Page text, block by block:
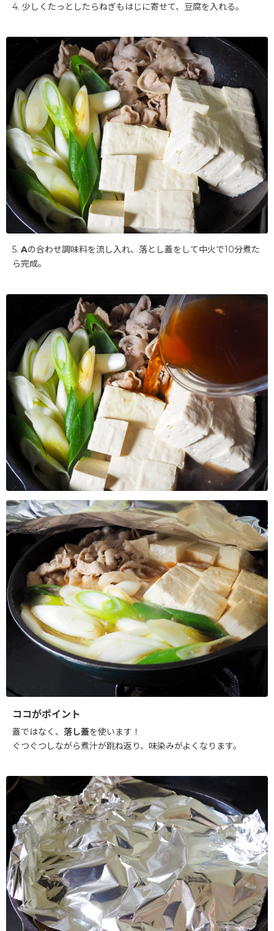
4. 少しくたっとしたらねぎもはじに寄せて、豆腐を入れる。
5. Aの合わせ調味料を流し入れ、落とし蓋をして中火で10分煮た
ら完成。
ココがポイント
蓋ではなく、 落し蓋を使います！
ぐつぐつしながら煮汁が跳ね返り、味染みがよくなります。